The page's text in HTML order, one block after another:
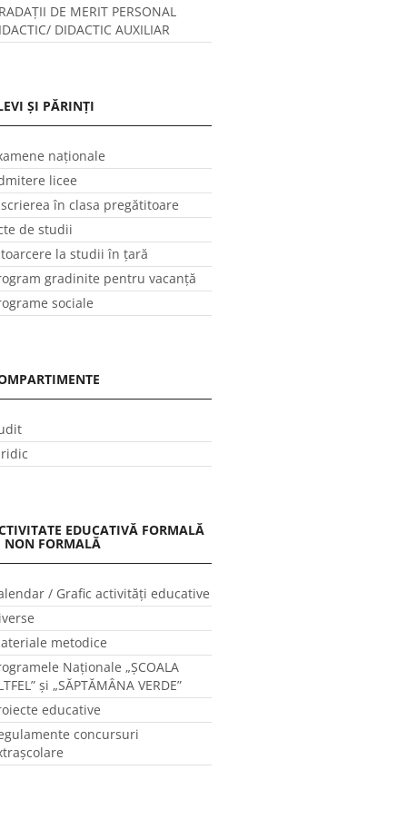
DE MERIT PERSONAL
DIDACTIC AUXILIAR
ȘI PĂRINȚI
naționale
licee
în clasa pregătitoare
de studii
la studii în ţară
gradinite pentru vacanţă
sociale
EDUCATIVĂ FORMALĂ
NON FORMALĂ
/ Grafic activităţi educative
metodice
Naţionale „ŞCOALA
și „SĂPTĂMÂNA VERDE”
educative
concursuri